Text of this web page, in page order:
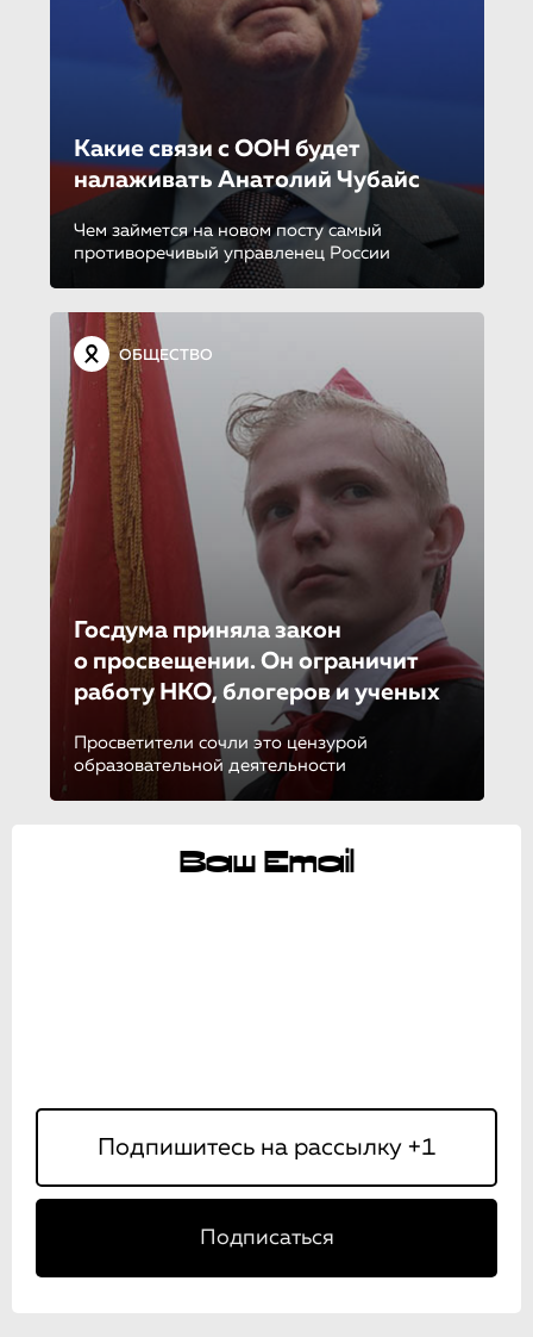
Какие связи с ООН будет
налаживать Анатолий Чубайс
Чем займется на новом посту самый
противоречивый управленец России
ОБЩЕСТВО
Госдума приняла закон
о просвещении. Он ограничит
работу НКО, блогеров и ученых
Просветители сочли это цензурой
образовательной деятельности
Ваш Email
Подписаться